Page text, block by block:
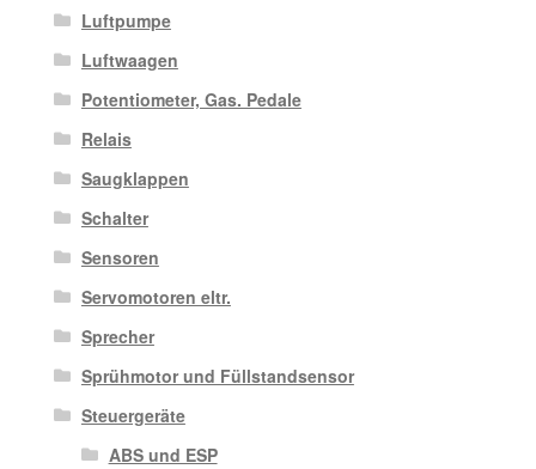
Luftpumpe
Luftwaagen
Potentiometer, Gas. Pedale
Relais
Saugklappen
Schalter
Sensoren
Servomotoren eltr.
Sprecher
Sprühmotor und Füllstandsensor
Steuergeräte
ABS und ESP